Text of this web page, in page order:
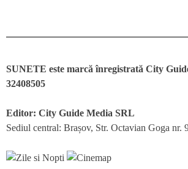
SUNETE este marcă înregistrată City
32408505
Editor: City Guide Media SRL
Sediul central: Brașov, Str. Octavian Goga nr.